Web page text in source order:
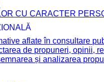
CU CARACTER
aflate în consultare
de propuneri, opinii,
și analizarea